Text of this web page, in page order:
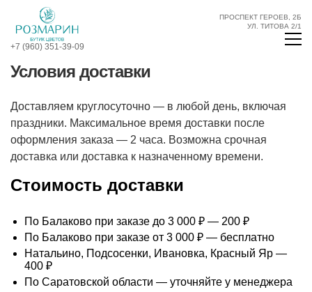
+7 (960) 351-39-09
ПРОСПЕКТ ГЕРОЕВ, 2Б
УЛ. ТИТОВА 2/1
Условия доставки
Доставляем круглосуточно — в любой день, включая
праздники. Максимальное время доставки после
оформления заказа — 2 часа. Возможна срочная
доставка или доставка к назначенному времени.
Стоимость доставки
По Балаково при заказе до 3 000 ₽ — 200 ₽
По Балаково при заказе от 3 000 ₽ — бесплатно
Натальино, Подсосенки, Ивановка, Красный Яр —
400 ₽
По Саратовской области — уточняйте у менеджера